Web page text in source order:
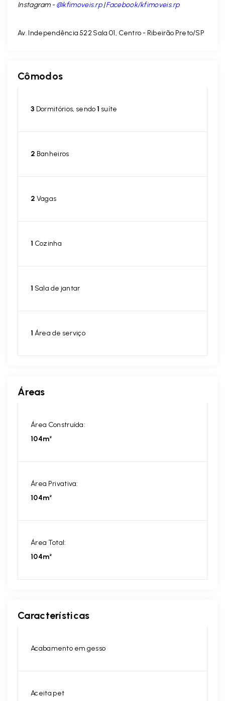
Instagram -@kfimoveis.rp|Facebook/kfimoveis.rp
Av. Independência 522 Sala 01, Centro - Ribeirão Preto/SP
Cômodos
3 Dormitórios, sendo1 suíte
2 Banheiros
2 Vagas
1 Cozinha
1 Sala de jantar
1 Área de serviço
Áreas
Área Construída:
104m²
Área Privativa:
104m²
Área Total:
104m²
Características
Acabamento em gesso
Aceita pet